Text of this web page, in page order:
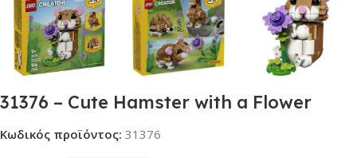
31376 – Cute Hamster with a Flower
Κωδικός προϊόντος: 31376